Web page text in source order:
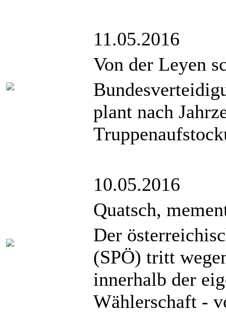
11.05.2016
Von der Leyen
plant nach
10.05.2016
Quatsch,
Der
(SPÖ) tritt
innerhalb der
Wählerschaft -